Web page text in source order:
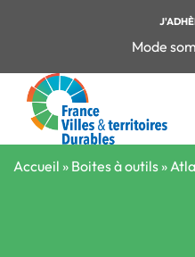
Mode
Accueil » Boites à outils »